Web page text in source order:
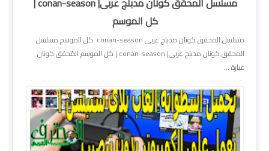
كل الموسم
مسلسل المحقق كونان مدبلج عربى conan-season كل الموسم مسلسل
المحقق كونان مدبلج عربى| conan-season | كل الموسم المُحقق كونان
عبارة ...